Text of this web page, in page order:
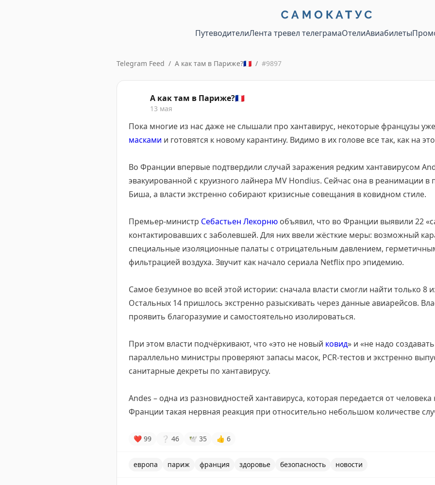
ПутеводителиЛента тревел телеграмаОтелиАвиабилеты
Telegram Feed / А как там в Париже?🇫🇷 / #9897
А как там в Париже?🇫🇷
13 мая
Пока многие из нас даже не слышали про хантавирус, некоторые французы
масками и готовятся к новому карантину. Видимо в их голове все так, как на
Во Франции впервые подтвердили случай заражения редким хантавирусом
эвакуированной с круизного лайнера MV Hondius. Сейчас она в реанимации
Биша, а власти экстренно собирают кризисные совещания в ковидном стиле.
Премьер-министр Себастьен Лекорню объявил, что во Франции выявили 22
контактировавших с заболевшей. Для них ввели жёсткие меры: возможный
специальные изоляционные палаты с отрицательным давлением,
фильтрацией воздуха. Звучит как начало сериала Netflix про эпидемию.
Самое безумное во всей этой истории: сначала власти смогли найти только 8
Остальных 14 пришлось экстренно разыскивать через данные авиарейсов.
проявить благоразумие и самостоятельно изолироваться.
При этом власти подчёркивают, что «это не новый ковид» и «не надо
параллельно министры проверяют запасы масок, PCR-тестов и экстренно
санитарные декреты по хантавирусу.
Andes – одна из разновидностей хантавируса, которая передается от
Франции такая нервная реакция при относительно небольшом количестве
❤ 99 ❔ 46 🕊 35 👍 6
европа париж франция здоровье безопасность новости